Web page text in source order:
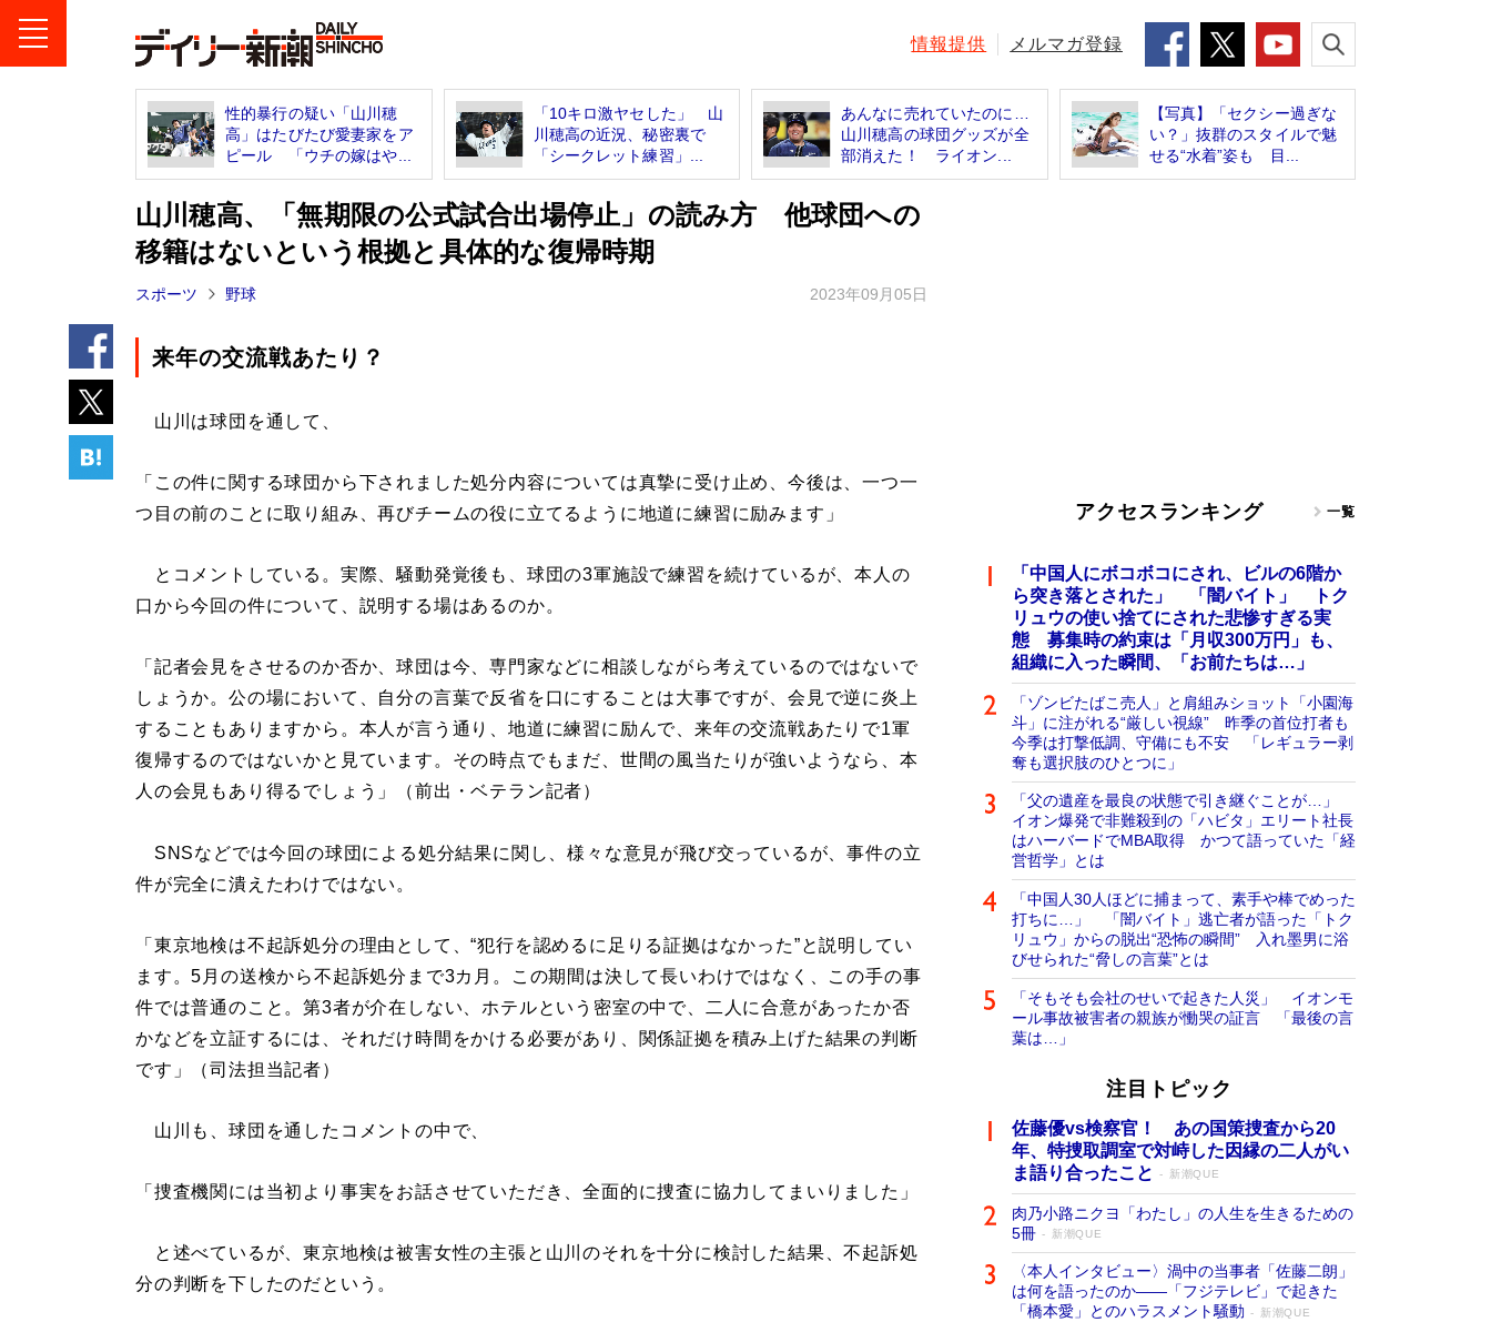
情報提供 メルマガ登録
性的暴行の疑い「山川穂
高」はたびたび愛妻家をア
ピール 「ウチの嫁はや...
「10キロ激ヤセした」 山
川穂高の近況、秘密裏で
「シークレット練習」...
あんなに売れていたのに…
山川穂高の球団グッズが全
部消えた！ ライオン...
【写真】「セクシー過ぎな
い？」抜群のスタイルで魅
せる“水着”姿も 目...
山川穂高、「無期限の公式試合出場停止」の読み方 他球団への
移籍はないという根拠と具体的な復帰時期
スポーツ 野球 2023年09月05日
来年の交流戦あたり？
山川は球団を通して、
「この件に関する球団から下されました処分内容については真摯に受け止め、今後は、一つ一
つ目の前のことに取り組み、再びチームの役に立てるように地道に練習に励みます」
とコメントしている。実際、騒動発覚後も、球団の3軍施設で練習を続けているが、本人の
口から今回の件について、説明する場はあるのか。
「記者会見をさせるのか否か、球団は今、専門家などに相談しながら考えているのではないで
しょうか。公の場において、自分の言葉で反省を口にすることは大事ですが、会見で逆に炎上
することもありますから。本人が言う通り、地道に練習に励んで、来年の交流戦あたりで1軍
復帰するのではないかと見ています。その時点でもまだ、世間の風当たりが強いようなら、本
人の会見もあり得るでしょう」（前出・ベテラン記者）
SNSなどでは今回の球団による処分結果に関し、様々な意見が飛び交っているが、事件の立
件が完全に潰えたわけではない。
「東京地検は不起訴処分の理由として、“犯行を認めるに足りる証拠はなかった”と説明してい
ます。5月の送検から不起訴処分まで3カ月。この期間は決して長いわけではなく、この手の事
件では普通のこと。第3者が介在しない、ホテルという密室の中で、二人に合意があったか否
かなどを立証するには、それだけ時間をかける必要があり、関係証拠を積み上げた結果の判断
です」（司法担当記者）
山川も、球団を通したコメントの中で、
「捜査機関には当初より事実をお話させていただき、全面的に捜査に協力してまいりました」
と述べているが、東京地検は被害女性の主張と山川のそれを十分に検討した結果、不起訴処
分の判断を下したのだという。
アクセスランキング 一覧
「中国人にボコボコにされ、ビルの6階か
ら突き落とされた」 「闇バイト」 トク
リュウの使い捨てにされた悲惨すぎる実
態 募集時の約束は「月収300万円」も、
組織に入った瞬間、「お前たちは…」
「ゾンビたばこ売人」と肩組みショット「小園海
斗」に注がれる“厳しい視線” 昨季の首位打者も
今季は打撃低調、守備にも不安 「レギュラー剥
奪も選択肢のひとつに」
「父の遺産を最良の状態で引き継ぐことが…」
イオン爆発で非難殺到の「ハビタ」エリート社長
はハーバードでMBA取得 かつて語っていた「経
営哲学」とは
「中国人30人ほどに捕まって、素手や棒でめった
打ちに…」 「闇バイト」逃亡者が語った「トク
リュウ」からの脱出“恐怖の瞬間” 入れ墨男に浴
びせられた“脅しの言葉”とは
「そもそも会社のせいで起きた人災」 イオンモ
ール事故被害者の親族が慟哭の証言 「最後の言
葉は…」
注目トピック
佐藤優vs検察官！ あの国策捜査から20
年、特捜取調室で対峙した因縁の二人がい
ま語り合ったこと
新潮QUE
肉乃小路ニクヨ「わたし」の人生を生きるための
5冊
新潮QUE
〈本人インタビュー〉渦中の当事者「佐藤二朗」
は何を語ったのか――「フジテレビ」で起きた
「橋本愛」とのハラスメント騒動
新潮QUE